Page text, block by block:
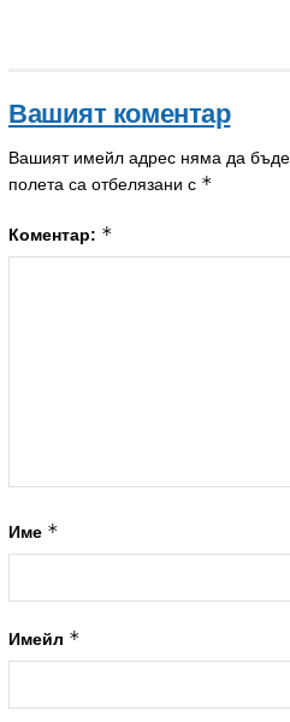
Вашият коментар
Вашият имейл адрес няма да бъде
полета са отбелязани с *
Коментар: *
Име *
Имейл *